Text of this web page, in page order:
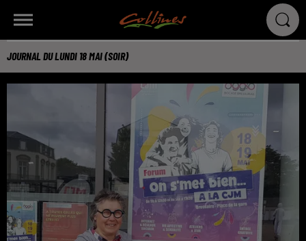
JOURNAL DU LUNDI 18 MAI (SOIR)